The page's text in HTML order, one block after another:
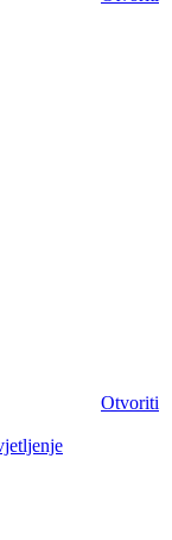
Otvoriti